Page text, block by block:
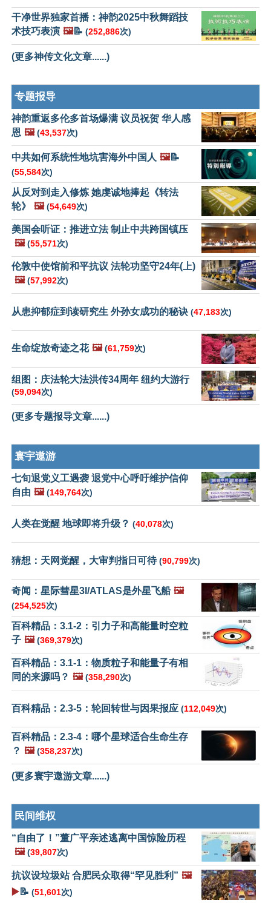
干净世界独家首播：神韵2025中秋舞蹈技
术技巧表演 🖼️📝 (252,886次)
(更多神传文化文章......)
专题报导
神韵重返多伦多首场爆满 议员祝贺 华人感
恩 🖼️ (43,537次)
中共如何系统性地坑害海外中国人 🖼️📝
(55,584次)
从反对到走入修炼 她虔诚地捧起《转法
轮》
🖼️ (54,649次)
美国会听证：推进立法 制止中共跨国镇压
🖼️ (55,571次)
伦敦中使馆前和平抗议 法轮功坚守24年(上)
🖼️ (57,992次)
从患抑郁症到读研究生 外孙女成功的秘诀 (47,183次)
生命绽放奇迹之花 🖼️ (61,759次)
组图：庆法轮大法洪传34周年 纽约大游行
(59,094次)
(更多专题报导文章......)
寰宇遨游
七旬退党义工遇袭 退党中心呼吁维护信仰
自由 🖼️ (149,764次)
人类在觉醒 地球即将升级？ (40,078次)
猜想：天网觉醒，大审判指日可待(90,799次)
奇闻：星际彗星3I/ATLAS是外星飞船 🖼️
(254,525次)
百科精品：3.1-2：引力子和高能量时空粒
子 🖼️ (369,379次)
百科精品：3.1-1：物质粒子和能量子有相
同的来源吗？ 🖼️ (358,290次)
百科精品：2.3-5：轮回转世与因果报应 (112,049次)
百科精品：2.3-4：哪个星球适合生命生存
？ 🖼️ (358,237次)
(更多寰宇遨游文章......)
民间维权
“自由了！”董广平亲述逃离中国惊险历程
🖼️ (39,807次)
抗议设垃圾站 合肥民众取得“罕见胜利” 🖼️
▶️📝 (51,601次)